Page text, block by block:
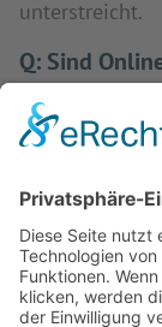
unterstreicht.
Q: Sind
gedacht -
Miro"-
A:Ja, wir
dieselbe hohe
flexible